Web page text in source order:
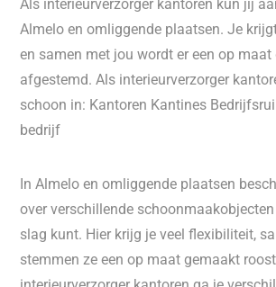
Als interieurverzorger kantoren kun jij
Almelo en omliggende plaatsen. Je
en samen met jou wordt er een op
afgestemd. Als interieurverzorger
schoon in: Kantoren Kantines
bedrijf
In Almelo en omliggende plaatsen
over verschillende
slag kunt. Hier krijg je veel flexibiliteit,
stemmen ze een op maat gemaakt